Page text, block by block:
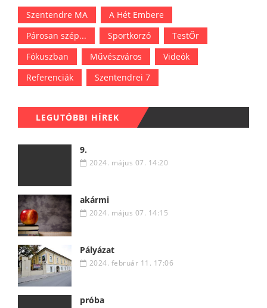
Szentendre MA
A Hét Embere
Párosan szép...
Sportkorzó
TestŐr
Fókuszban
Művészváros
Videók
Referenciák
Szentendrei 7
LEGUTÓBBI HÍREK
9.
2024. május 07. 14:20
akármi
2024. május 07. 14:15
Pályázat
2024. február 11. 17:06
próba